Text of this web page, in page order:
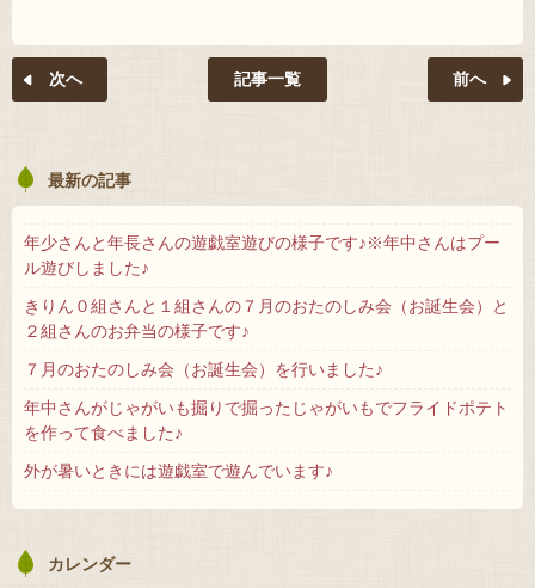
記事一覧
最新の記事
年少さんと年長さんの遊戯室遊びの様子です♪※年中さんはプー
ル遊びしました♪
きりん０組さんと１組さんの７月のおたのしみ会（お誕生会）と
２組さんのお弁当の様子です♪
７月のおたのしみ会（お誕生会）を行いました♪
年中さんがじゃがいも掘りで掘ったじゃがいもでフライドポテト
を作って食べました♪
外が暑いときには遊戯室で遊んでいます♪
カレンダー